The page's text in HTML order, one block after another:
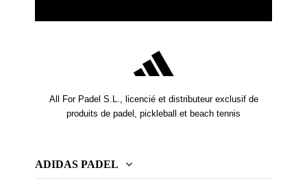
All For Padel S.L., licencié et distributeur exclusif de
produits de padel, pickleball et beach tennis
ADIDAS PADEL